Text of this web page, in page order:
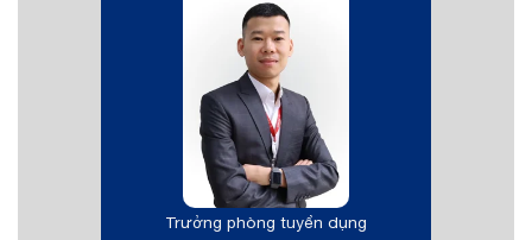
Trưởng phòng tuyển dụng